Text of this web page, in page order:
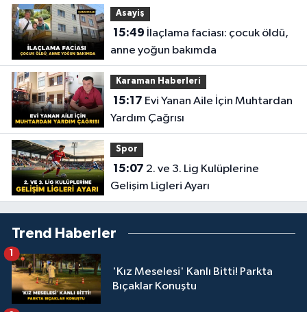
Asayiş
15:49
anne yoğun bakımda
Karaman Haberleri
15:17
Yardım Çağrısı
Spor
15:07
Gelişim Ligleri Ayarı
Trend Haberler
'Kız Meselesi' Kanlı Bitti! Parkta
Bıçaklar Konuştu
1